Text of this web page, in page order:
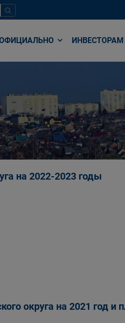
ИНВЕСТОРАМ
на 2022-2023 годы
округа на 2021 год и